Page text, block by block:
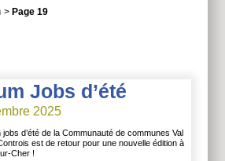
> Page 19
Jobs d’été
2025
jobs d’été de la Communauté de communes Val
est de retour pour une nouvelle édition à
Cher !